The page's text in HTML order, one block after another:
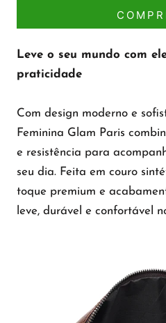
Leve o seu mundo com
praticidade
Com design moderno e
Feminina Glam Paris
e resistência para
seu dia. Feita em couro
toque premium e
leve, durável e confortável